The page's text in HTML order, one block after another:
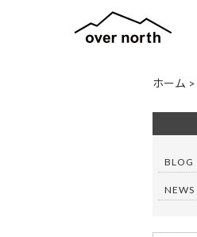
ホーム >
BLOG
NEWS